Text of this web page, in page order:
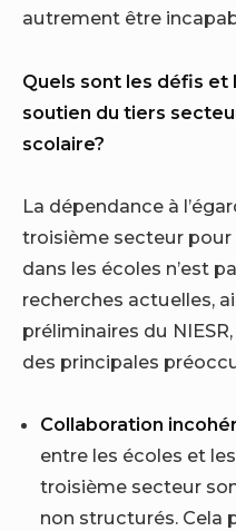
autrement être
Quels sont les défis
soutien du tiers
scolaire?
La dépendance à
troisième secteur
dans les écoles n’est
recherches actuelles,
préliminaires du
des principales
Collaboration
entre les écoles et
troisième secteur
non structurés. Cela